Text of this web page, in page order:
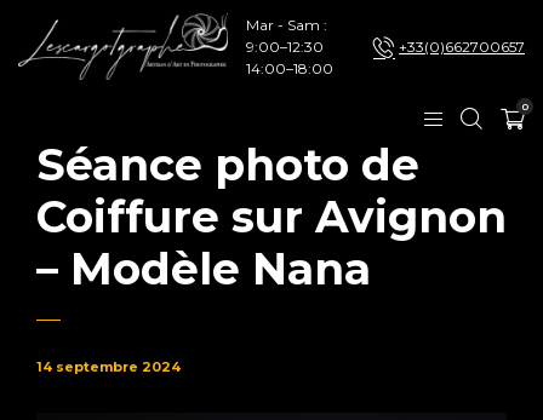
Mar - Sam :
9:00–12:30
14:00–18:00
+33(0)662700657
0
Séance photo de
Coiffure sur Avignon
– Modèle Nana
14 septembre 2024